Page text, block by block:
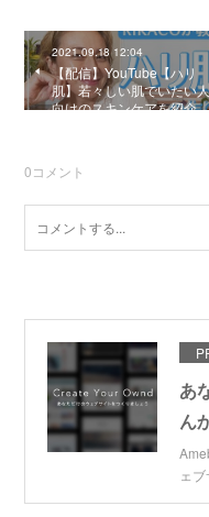
2021.09.18 12:04
【配信】YouTube【ハリ
肌】若々しい肌でいたい
向けのスキンケアを紹介
0コメント
あ
ん
ェ